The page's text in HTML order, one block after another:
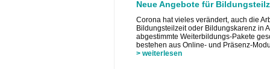
Neue Angebote für
Corona hat vieles verändert, auch die
Bildungsteilzeit oder Bildungskarenz in
abgestimmte Weiterbildungs-Pakete
bestehen aus Online- und Präsenz-
> weiterlesen